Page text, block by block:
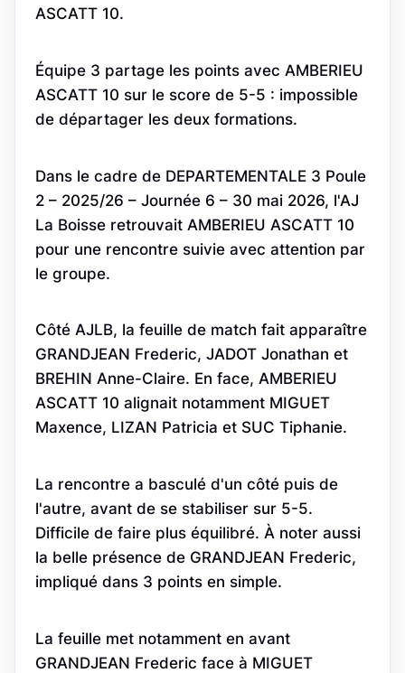
ASCATT 10.
Équipe 3 partage les points avec AMBERIEU
ASCATT 10 sur le score de 5-5 : impossible
de départager les deux formations.
Dans le cadre de DEPARTEMENTALE 3 Poule
2 – 2025/26 – Journée 6 – 30 mai 2026, l'AJ
La Boisse retrouvait AMBERIEU ASCATT 10
pour une rencontre suivie avec attention par
le groupe.
Côté AJLB, la feuille de match fait apparaître
GRANDJEAN Frederic, JADOT Jonathan et
BREHIN Anne-Claire. En face, AMBERIEU
ASCATT 10 alignait notamment MIGUET
Maxence, LIZAN Patricia et SUC Tiphanie.
La rencontre a basculé d'un côté puis de
l'autre, avant de se stabiliser sur 5-5.
Difficile de faire plus équilibré. À noter aussi
la belle présence de GRANDJEAN Frederic,
impliqué dans 3 points en simple.
La feuille met notamment en avant
GRANDJEAN Frederic face à MIGUET